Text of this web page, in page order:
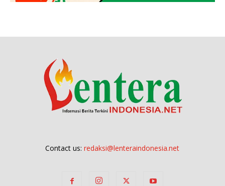
Contact us:redaksi@lenteraindonesia.net